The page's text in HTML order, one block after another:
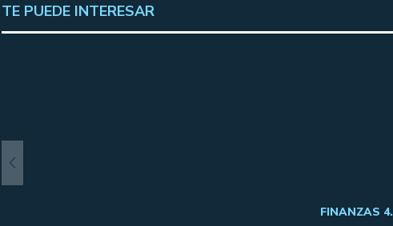
TE PUEDE INTERESAR
FINANZAS